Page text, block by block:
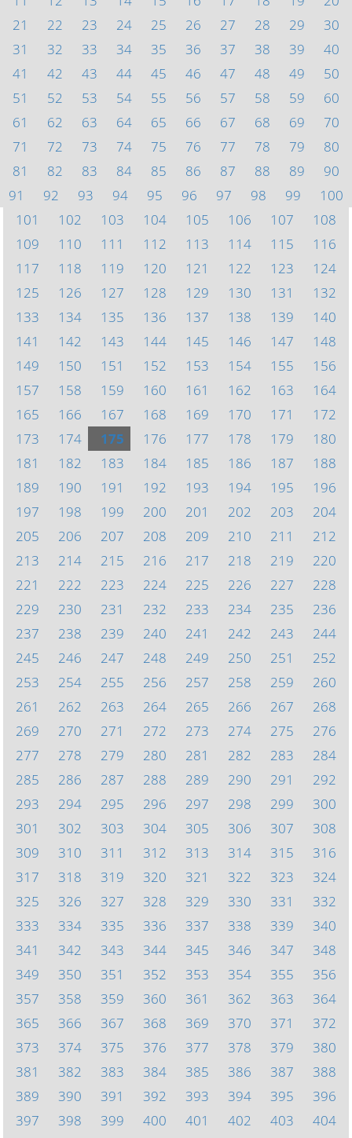
21
22 23 24 25 26 27 28 29
30
31
32 33 34 35 36 37 38 39
40
41
42 43 44 45 46 47 48 49
50
51
52 53 54 55 56 57 58 59
60
61
62 63 64 65 66 67 68 69
70
71
72 73 74 75 76 77 78 79
80
81
82 83 84 85 86 87 88 89
90
91
92 93 94 95 96 97 98 99
100
101
102 103 104 105 106 107
108
109
110 111 112 113 114 115
116
117
118 119 120 121 122 123
124
125
126 127 128 129 130 131
132
133
134 135 136 137 138 139
140
141
142 143 144 145 146 147
148
149
150 151 152 153 154 155
156
157
158 159 160 161 162 163
164
165
166 167 168 169 170 171
172
173
174 175 176 177 178 179
180
181
182 183 184 185 186 187
188
189
190 191 192 193 194 195
196
197
198 199 200 201 202 203
204
205
206 207 208 209 210 211
212
213
214 215 216 217 218 219
220
221
222 223 224 225 226 227
228
229
230 231 232 233 234 235
236
237
238 239 240 241 242 243
244
245
246 247 248 249 250 251
252
253
254 255 256 257 258 259
260
261
262 263 264 265 266 267
268
269
270 271 272 273 274 275
276
277
278 279 280 281 282 283
284
285
286 287 288 289 290 291
292
293
294 295 296 297 298 299
300
301
302 303 304 305 306 307
308
309
310 311 312 313 314 315
316
317
318 319 320 321 322 323
324
325
326 327 328 329 330 331
332
333
334 335 336 337 338 339
340
341
342 343 344 345 346 347
348
349
350 351 352 353 354 355
356
357
358 359 360 361 362 363
364
365
366 367 368 369 370 371
372
373
374 375 376 377 378 379
380
381
382 383 384 385 386 387
388
389
390 391 392 393 394 395
396
397
398 399 400 401 402 403
404